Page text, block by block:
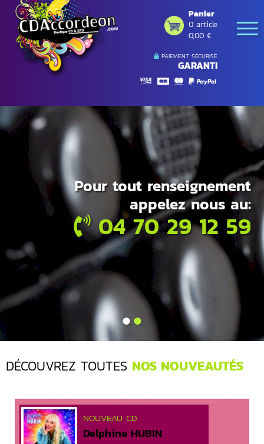
PAIEMENT SÉCURISÉ
GARANTI
Panier
0 article
0,00 €
••
Pour tout renseignement
appelez nous au:
04 70 29 12 59
DÉCOUVREZ TOUTES NOS NOUVEAUTÉS
NOUVEAU CD
Delphine HUBIN